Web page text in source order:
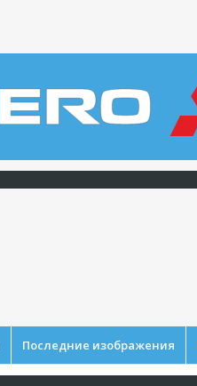
Последние изображения